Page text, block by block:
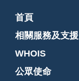
首頁
相關服務及支援
WHOIS
公眾使命